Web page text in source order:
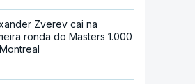
Zverev cai na
ronda do Masters 1.000